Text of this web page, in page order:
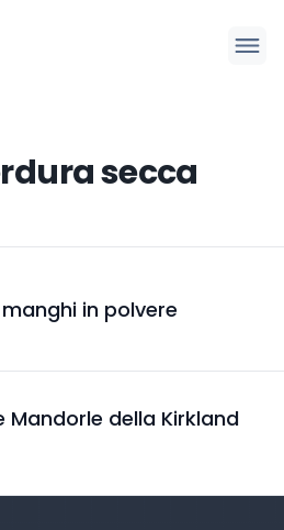
secca
in polvere
Mandorle della Kirkland